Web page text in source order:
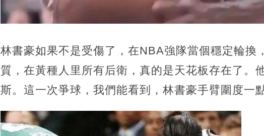
林書豪如果不是受傷了，在NBA強隊當個穩定輪換
質，在黃種人里所有后衛，真的是天花板存在了。
斯。這一次爭球，我們能看到，林書豪手臂圍度一